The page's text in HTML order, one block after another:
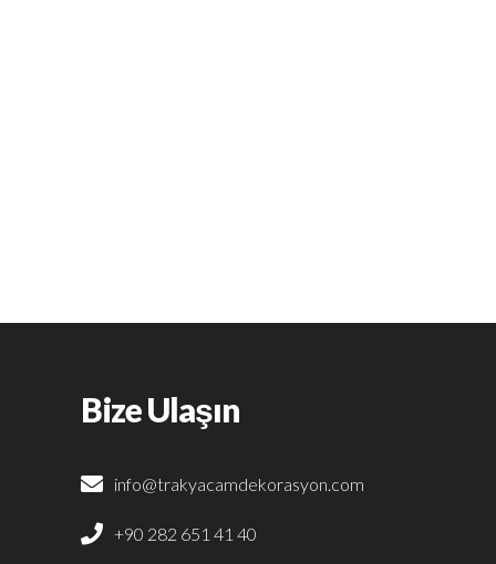
Bize Ulaşın
info@trakyacamdekorasyon.com
+90 282 651 41 40